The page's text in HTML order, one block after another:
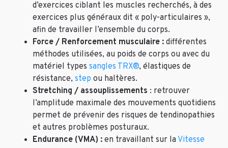
d’exercices ciblant les muscles recherchés, à des
exercices plus généraux dit « poly-articulaires »,
afin de travailler l’ensemble du corps.
Force / Renforcement musculaire : différentes
méthodes utilisées, au poids de corps ou avec du
matériel types sangles TRX®, élastiques de
résistance, step ou haltères.
Stretching / assouplissements : retrouver
l’amplitude maximale des mouvements quotidiens
permet de prévenir des risques de tendinopathies
et autres problèmes posturaux.
Endurance (VMA) : en travaillant sur la Vitesse